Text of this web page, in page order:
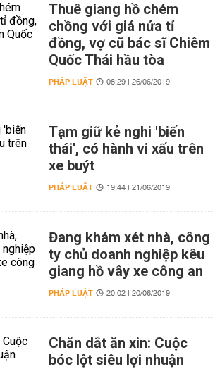
Thuê giang hồ chém
chồng với giá nửa tỉ
đồng, vợ cũ bác sĩ Chiêm
Quốc Thái hầu tòa
PHÁP LUẬT 08:29 | 26/06/2019
Tạm giữ kẻ nghi 'biến
thái', có hành vi xấu trên
xe buýt
PHÁP LUẬT 19:44 | 21/06/2019
Đang khám xét nhà, công
ty chủ doanh nghiệp kêu
giang hồ vây xe công an
PHÁP LUẬT 20:02 | 20/06/2019
Chăn dắt ăn xin: Cuộc
bóc lột siêu lợi nhuận